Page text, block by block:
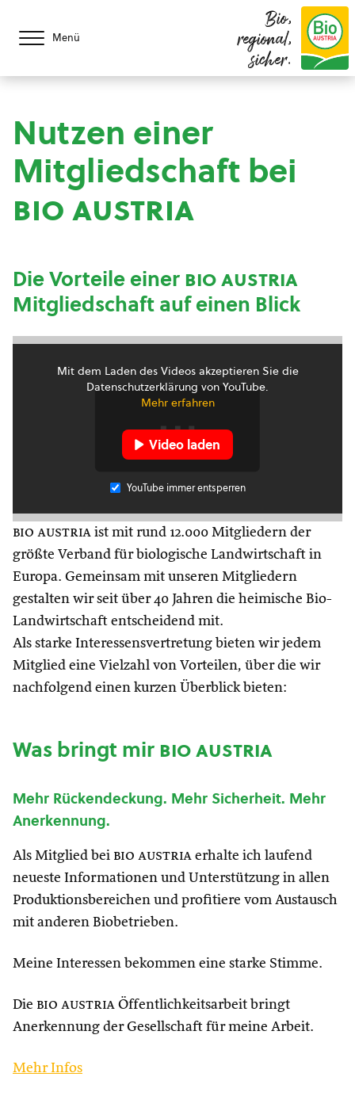
Menü
Bio,
regional,
sicher.
Nutzen einer
Mitgliedschaft bei
bio austria
Die Vorteile einerbio austria
Mitgliedschaft auf einen Blick
Mit dem Laden des Videos akzeptieren Sie die
Datenschutzerklärung von YouTube.
Mehr erfahren
Video laden
YouTube immer entsperren
bio austria ist mit rund 12.000 Mitgliedern der
größte Verband für biologische Landwirtschaft in
Europa. Gemeinsam mit unseren Mitgliedern
gestalten wir seit über 40 Jahren die heimische Bio-
Landwirtschaft entscheidend mit.
Als starke Interessensvertretung bieten wir jedem
Mitglied eine Vielzahl von Vorteilen, über die wir
nachfolgend einen kurzen Überblick bieten:
Was bringt mirbio austria
Mehr Rückendeckung. Mehr Sicherheit. Mehr
Anerkennung.
Als Mitglied bei bio austria erhalte ich laufend
neueste Informationen und Unterstützung in allen
Produktionsbereichen und profitiere vom Austausch
mit anderen Biobetrieben.
Meine Interessen bekommen eine starke Stimme.
Die bio austria Öffentlichkeitsarbeit bringt
Anerkennung der Gesellschaft für meine Arbeit.
Mehr Infos